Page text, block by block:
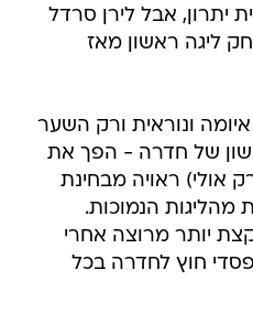
יתרון, אבל לירן סרדל
ליגה ראשון מאז
ונוראית ורק השער
הראשון של חדרה - הפך את
אולי) ראויה מבחינת
הנמוכות.
יותר מרוצה אחרי
חוץ לחדרה בכל